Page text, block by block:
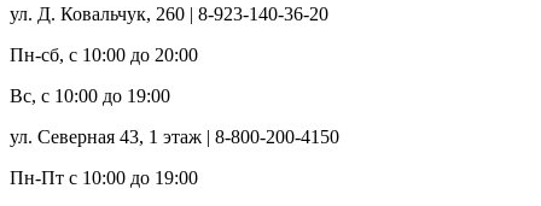
ул. Д. Ковальчук, 260 | 8-923-140-36-20
Пн-сб, с 10:00 до 20:00
Вс, с 10:00 до 19:00
ул. Северная 43, 1 этаж | 8-800-200-4150
Пн-Пт с 10:00 до 19:00